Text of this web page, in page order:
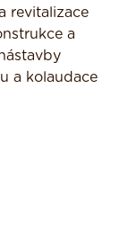
revitalizace
a
a kolaudace